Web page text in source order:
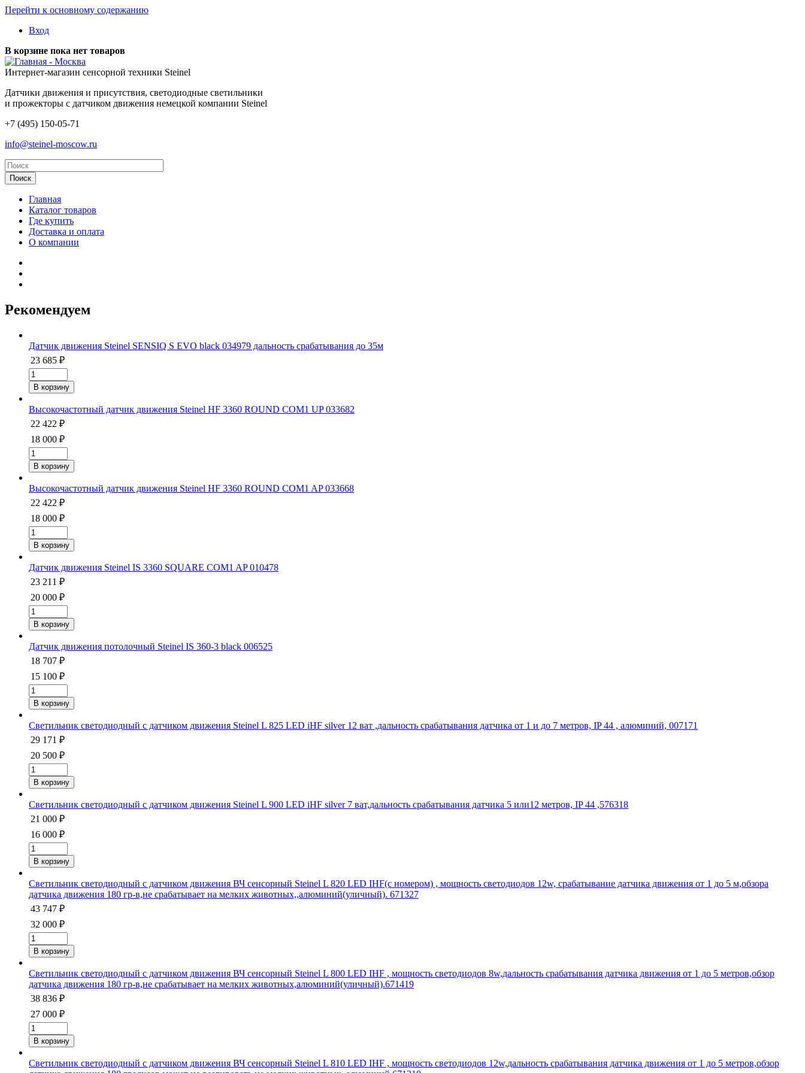
Перейти к основному содержанию
Вход
В корзине пока нет товаров
- Москва
Интернет-магазин сенсорной техники Steinel
Датчики движения и присутствия, светодиодные светильники
и прожекторы с датчиком движения немецкой компании Steinel
+7 (495) 150-05-71
info@steinel-moscow.ru
Главная
Каталог товаров
Где купить
Доставка и оплата
О компании
Рекомендуем
Датчик движения Steinel SENSIQ S EVO black 034979 дальность срабатывания до 35м
23 685 ₽
Высокочастотный датчик движения Steinel HF 3360 ROUND COM1 UP 033682
22 422 ₽
18 000 ₽
Высокочастотный датчик движения Steinel HF 3360 ROUND COM1 AP 033668
22 422 ₽
18 000 ₽
Датчик движения Steinel IS 3360 SQUARE COM1 AP 010478
23 211 ₽
20 000 ₽
Датчик движения потолочный Steinel IS 360-3 black 006525
18 707 ₽
15 100 ₽
Светильник светодиодный с датчиком движения Steinel L 825 LED iHF silver 12 ват ,дальность срабатывания датчика от 1 и до 7 метров, IP 44 , алюминий, 007171
29 171 ₽
20 500 ₽
Светильник светодиодный с датчиком движения Steinel L 900 LED iHF silver 7 ват,дальность срабатывания датчика 5 или12 метров, IP 44 ,576318
21 000 ₽
16 000 ₽
Светильник светодиодный с датчиком движения ВЧ сенсорный Steinel L 820 LED IHF(с номером) , мощность светодиодов 12w, срабатывание датчика движения от 1 до 5 м,обзора
датчика движения 180 гр-в,не срабатывает на мелких животных,,алюминий(уличный). 671327
43 747 ₽
32 000 ₽
Светильник светодиодный с датчиком движения ВЧ сенсорный Steinel L 800 LED IHF , мощность светодиодов 8w,дальность срабатывания датчика движения от 1 до 5 метров,обзор
датчика движения 180 гр-в,не срабатывает на мелких животных,алюминий(уличный).671419
38 836 ₽
27 000 ₽
Светильник светодиодный с датчиком движения ВЧ сенсорный Steinel L 810 LED IHF , мощность светодиодов 12w,дальность срабатывания датчика движения от 1 до 5 метров,обзор